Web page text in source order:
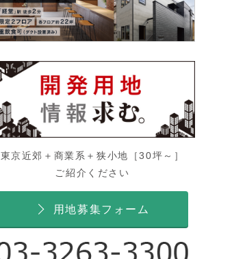
東京近郊＋商業系＋狭小地［30坪～］
ご紹介ください
用地募集フォーム